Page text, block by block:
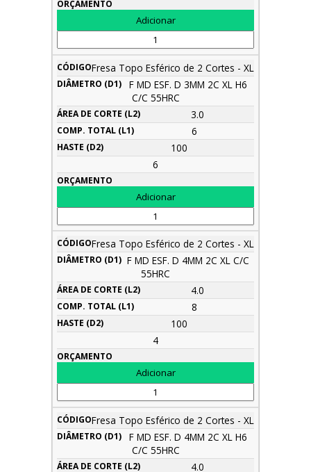
Fresa Topo Esférico de 2 Cortes - XL
F MD ESF. D 3MM 2C XL H6
C/C 55HRC
3.0
6
100
6
Fresa Topo Esférico de 2 Cortes - XL
F MD ESF. D 4MM 2C XL C/C
55HRC
4.0
8
100
4
Fresa Topo Esférico de 2 Cortes - XL
F MD ESF. D 4MM 2C XL H6
C/C 55HRC
4.0